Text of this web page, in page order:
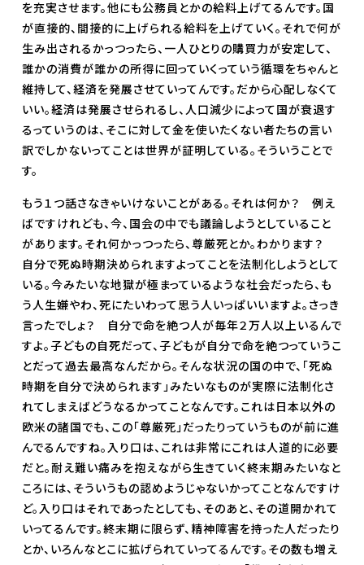
を充実させます。他にも公務員とかの給料上げてるんです。国
が直接的、間接的に上げられる給料を上げていく。それで何が
生み出されるかっつったら、一人ひとりの購買力が安定して、
誰かの消費が誰かの所得に回っていくっていう循環をちゃんと
維持して、経済を発展させていってんです。だから心配しなくて
いい。経済は発展させられるし、人口減少によって国が衰退す
るっていうのは、そこに対して金を使いたくない者たちの言い
訳でしかないってことは世界が証明している。そういうことで
す。
もう１つ話さなきゃいけないことがある。それは何か？ 例え
ばですけれども、今、国会の中でも議論しようとしていること
があります。それ何かっつったら、尊厳死とか。わかります？
自分で死ぬ時期決められますよってことを法制化しようとして
いる。今みたいな地獄が極まっているような社会だったら、も
う人生嫌やわ、死にたいわって思う人いっぱいいますよ。さっき
言ったでしょ？ 自分で命を絶つ人が毎年２万人以上いるんで
すよ。子どもの自死だって、子どもが自分で命を絶つっていうこ
とだって過去最高なんだから。そんな状況の国の中で、「死ぬ
時期を自分で決められます」みたいなものが実際に法制化さ
れてしまえばどうなるかってことなんです。これは日本以外の
欧米の諸国でも、この「尊厳死」だったりっていうものが前に進
んでるんですね。入り口は、これは非常にこれは人道的に必要
だと。耐え難い痛みを抱えながら生きていく終末期みたいなと
ころには、そういうもの認めようじゃないかってことなんですけ
ど。入り口はそれであったとしても、そのあと、その道開かれて
いってるんです。終末期に限らず、精神障害を持った人だったり
とか、いろんなとこに拡げられていってるんです。その数も増え